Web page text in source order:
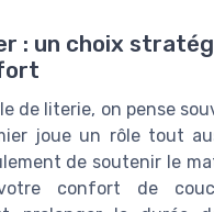
: un choix
de literie, on pense
joue un rôle tout
de soutenir le
confort de